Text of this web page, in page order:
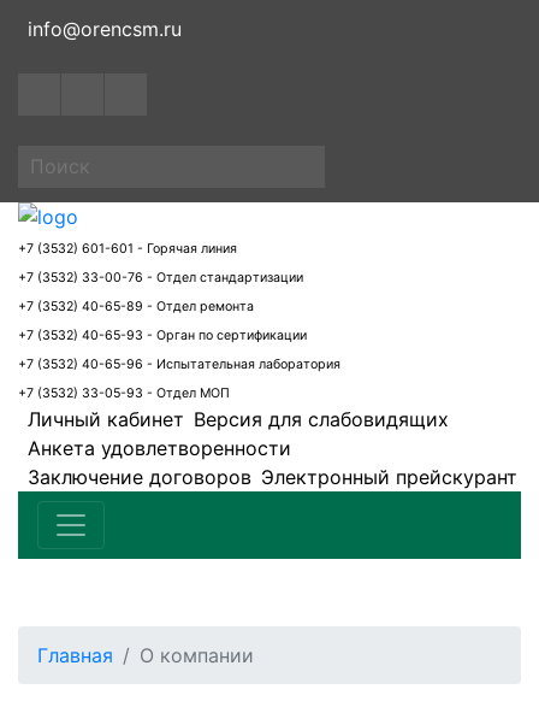
info@orencsm.ru
+7 (3532) 601-601 - Горячая линия
+7 (3532) 33-00-76 - Отдел стандартизации
+7 (3532) 40-65-89 - Отдел ремонта
+7 (3532) 40-65-93 - Орган по сертификации
+7 (3532) 40-65-96 - Испытательная лаборатория
+7 (3532) 33-05-93 - Отдел МОП
Личный кабинет Версия для слабовидящих
Анкета удовлетворенности
Заключение договоров Электронный прейскурант
Главная О компании